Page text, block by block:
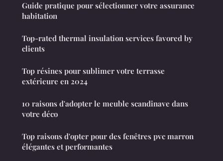
Guide pratique pour sélectionner votre assurance
habitation
Top-rated thermal insulation services favored by
clients
Top résines pour sublimer votre terrasse
extérieure en 2024
10 raisons d'adopter le meuble scandinave dans
votre déco
Top raisons d'opter pour des fenêtres pvc marron
élégantes et performantes